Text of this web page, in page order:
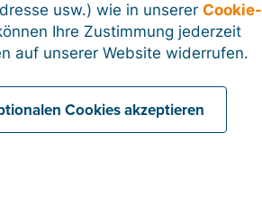
Broschüre herunterladen
Broschüre herunterladen
usw.) wie in unsererCookie-
Ihre Zustimmung jederzeit
auf unserer Website widerrufen.
Cookies akzeptieren